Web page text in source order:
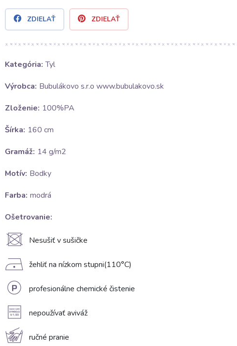
ZDIELAŤ ZDIELAŤ
Kategória: Tyl
Výrobca: Bubulákovo s.r.o www.bubulakovo.sk
Zloženie: 100%PA
Šírka: 160 cm
Gramáž: 14 g/m2
Motív: Bodky
Farba: modrá
Ošetrovanie:
U Nesušiť v sušičke
D žehliť na nízkom stupni(110°C)
L profesionálne chemické čistenie
A nepoužívať aviváž
c ručné pranie